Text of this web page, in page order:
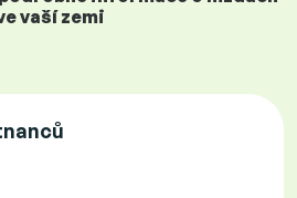
vaší zemi